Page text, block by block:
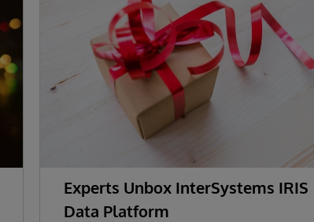
Experts Unbox InterSystems IRIS
Data Platform